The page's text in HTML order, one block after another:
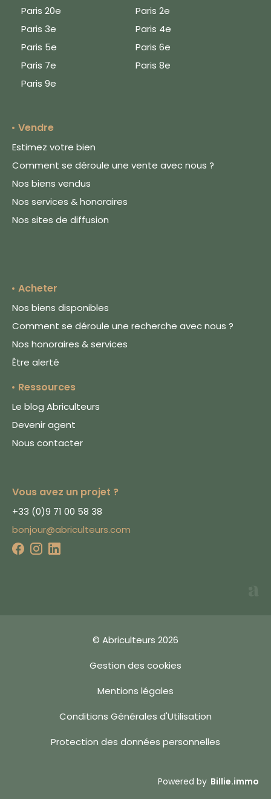
Nous utilisons des
cookies afin de
mesurer l'audience
du site, proposer une
meilleure expérience
utilisateur et tester
politique
vos préférences de
sur "Choisir" ou
Accepter
Paris 20e
Paris 2e
Paris 3e
Paris 4e
Paris 5e
Paris 6e
Paris 7e
Paris 8e
Paris 9e
Vendre
Estimez votre bien
Comment se déroule une vente avec nous ?
Nos biens vendus
Nos services & honoraires
Nos sites de diffusion
Acheter
Nos biens disponibles
Comment se déroule une recherche avec nous ?
Nos honoraires & services
Être alerté
Ressources
Le blog Abriculteurs
Devenir agent
Nous contacter
Vous avez un projet ?
+33 (0)9 71 00 58 38
bonjour@abriculteurs.com
© Abriculteurs 2026
Gestion des cookies
Mentions légales
Conditions Générales d'Utilisation
Protection des données personnelles
Powered by Billie.immo